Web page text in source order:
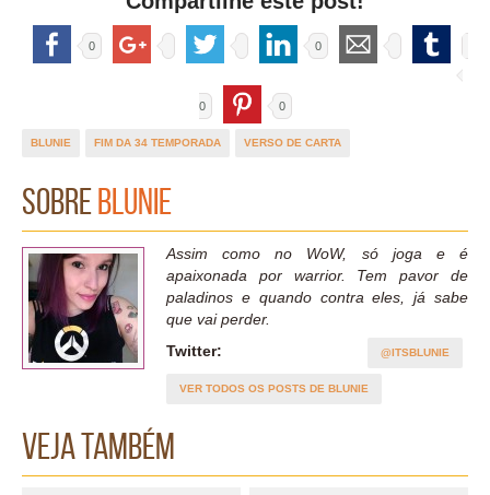
0 0
0 0
BLUNIE FIM DA 34 TEMPORADA VERSO DE CARTA
SobreBlunie
Assim como no WoW, só joga e é
apaixonada por warrior. Tem pavor de
paladinos e quando contra eles, já sabe
que vai perder.
Twitter:
@ITSBLUNIE
VER TODOS OS POSTS DE BLUNIE
Veja também